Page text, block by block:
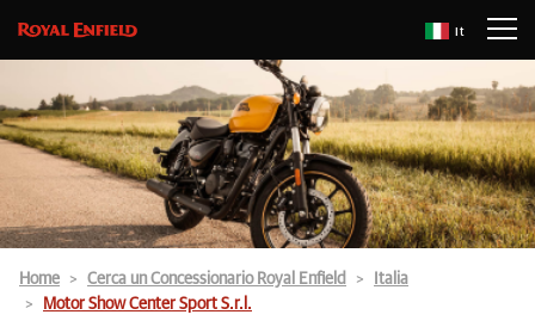
It
Home Cerca un Concessionario Royal Enfield
Italia
Motor Show Center Sport S.r.l.